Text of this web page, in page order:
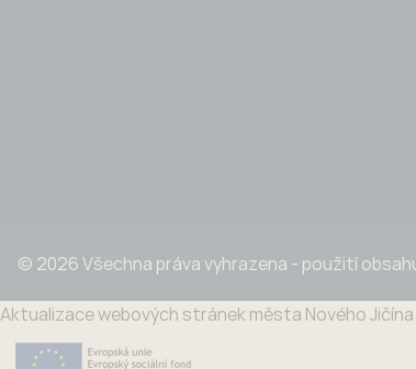
© 2026 Všechna práva vyhrazena - použití
Aktualizace webových stránek města Nového